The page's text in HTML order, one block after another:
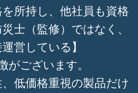
所持し、他社員も資格
士（監修）ではなく、
営している】
がございます。
低価格重視の製品だけ